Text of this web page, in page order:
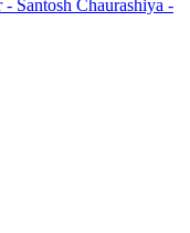
Santosh Chaurashiya -